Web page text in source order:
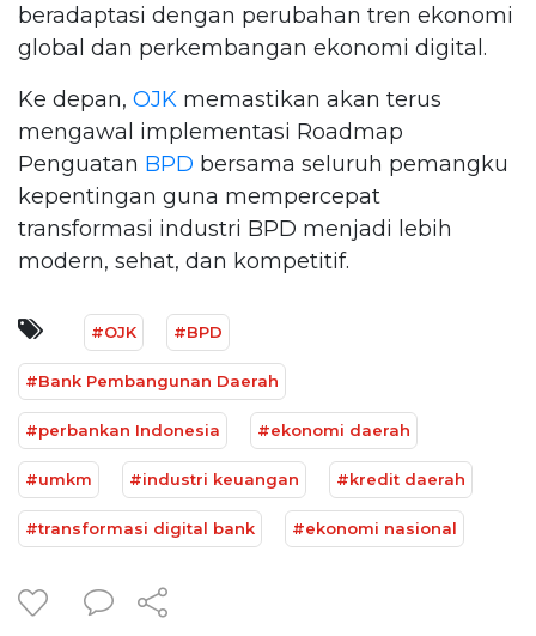
beradaptasi dengan perubahan tren ekonomi
global dan perkembangan ekonomi digital.
Ke depan, OJK memastikan akan terus
mengawal implementasi Roadmap
Penguatan BPD bersama seluruh pemangku
kepentingan guna mempercepat
transformasi industri BPD menjadi lebih
modern, sehat, dan kompetitif.
#OJK #BPD
#Bank Pembangunan Daerah
#perbankan Indonesia #ekonomi daerah
#umkm #industri keuangan #kredit daerah
#transformasi digital bank #ekonomi nasional